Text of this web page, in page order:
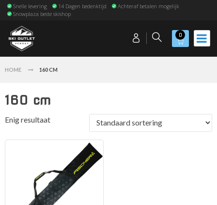
Snelle levering 14 Dagen bedenktijd
Achteraf betalen mogelijk
Snowplaza beste skishop
0
HOME 160 CM
160 cm
Enig resultaat